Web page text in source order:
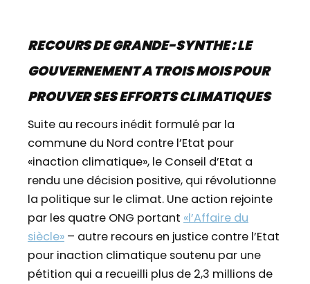
RECOURS DE GRANDE-SYNTHE : LE
GOUVERNEMENT A TROIS MOIS POUR
PROUVER SES EFFORTS CLIMATIQUES
Suite au recours inédit formulé par la
commune du Nord contre l’Etat pour
«inaction climatique», le Conseil d’Etat a
rendu une décision positive, qui révolutionne
la politique sur le climat. Une action rejointe
par les quatre ONG portant «l’Affaire du
siècle» – autre recours en justice contre l’Etat
pour inaction climatique soutenu par une
pétition qui a recueilli plus de 2,3 millions de